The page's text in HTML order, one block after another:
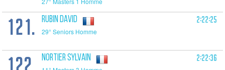
121. RUBIN David
29° Seniors Homme
2:22:25
NORTIER Sylvain 2:22:36